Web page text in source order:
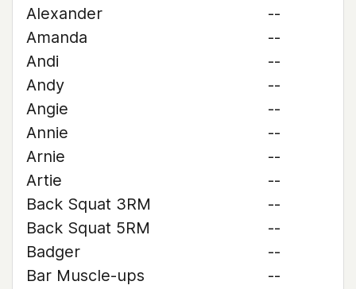
Alexander
--
Amanda
--
Andi
--
Andy
--
Angie
--
Annie
--
Arnie
--
Artie
--
Back Squat 3RM
--
Back Squat 5RM
--
Badger
--
Bar Muscle-ups
--